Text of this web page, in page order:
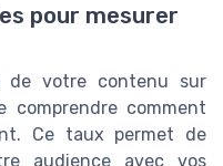
pour mesurer
de votre contenu sur
comprendre comment
Ce taux permet de
audience avec vos